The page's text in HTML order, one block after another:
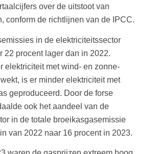
over de uitstoot van
conform de richtlijnen van de IPCC.
in de elektriciteitssector
22 procent lager dan in 2022.
elektriciteit met wind- en zonne-
is er minder elektriciteit met
geproduceerd. Door de forse
ook het aandeel van de
in de totale broeikasgasemissie
van 2022 naar 16 procent in 2023.